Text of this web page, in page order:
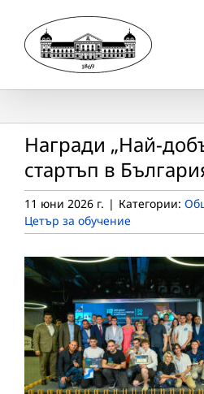
content
Награди „Най-
стартъп в
11 юни 2026 г. | Категории:
Цетър за обучение